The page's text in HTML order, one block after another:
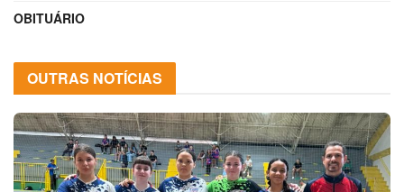
OBITUÁRIO
OUTRAS NOTÍCIAS